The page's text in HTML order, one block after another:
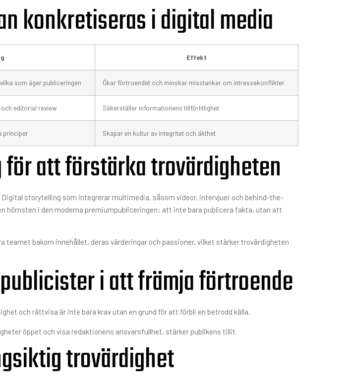
konkretiseras i digital media
Effekt
som äger publiceringen Ökar förtroendet och minskar misstankar om intressekonflikter
editorial review Säkerställer informationens tillförlitlighet
principer Skapar en kultur av integritet och äkthet
att förstärka trovärdigheten
storytelling som integrerar multimedia, såsom videor, intervjuer och behind-the-
hörnsten i den moderna premiumpubliceringen: att inte bara publicera fakta, utan att
teamet bakom innehållet, deras värderingar och passioner, vilket stärker trovärdigheten
i att främja förtroende
och rättvisa är inte bara krav utan en grund för att förbli en betrodd källa.
öppet och visa redaktionens ansvarsfullhet, stärker publikens tillit.
trovärdighet